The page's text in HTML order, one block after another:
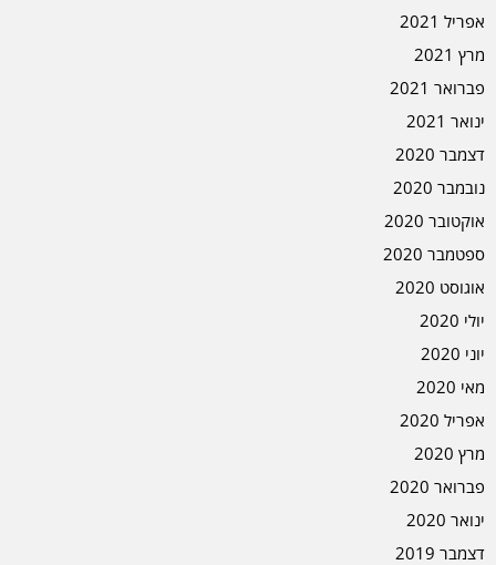
אפריל 2021
מרץ 2021
פברואר 2021
ינואר 2021
דצמבר 2020
נובמבר 2020
אוקטובר 2020
ספטמבר 2020
אוגוסט 2020
יולי 2020
יוני 2020
מאי 2020
אפריל 2020
מרץ 2020
פברואר 2020
ינואר 2020
דצמבר 2019